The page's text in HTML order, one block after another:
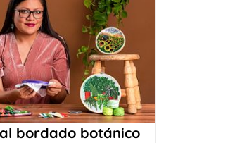
bordado botánico